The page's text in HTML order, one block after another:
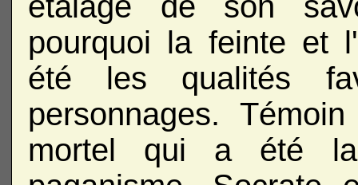
pourquoi la feinte et
été les qualités
personnages.
mortel qui a été